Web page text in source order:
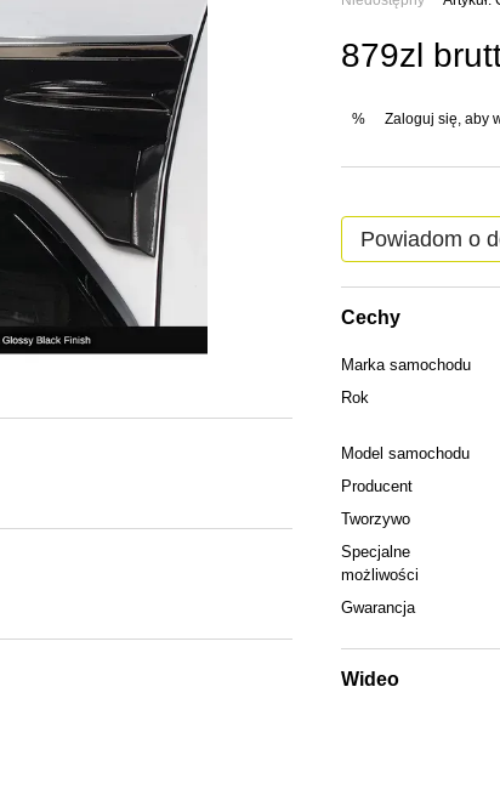
879zl
% Zaloguj się , aby
Powiadom o
Cechy
Marka samochodu
Rok
Model samochodu
Producent
Tworzywo
Specjalne
możliwości
Gwarancja
Wideo